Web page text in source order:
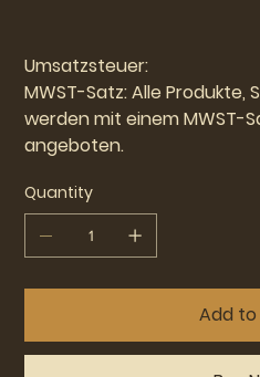
Umsatzsteuer:
MWST-Satz: Alle Produkte,
werden mit einem MWST-
angeboten.
Quantity
Add